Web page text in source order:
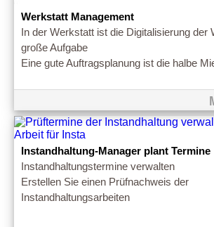
Werkstatt Management
In der Werkstatt ist die Digitalisierung der
große Aufgabe
Eine gute Auftragsplanung ist die halbe
Instandhaltung-Manager plant Termine
Instandhaltungstermine verwalten
Erstellen Sie einen Prüfnachweis der
Instandhaltungsarbeiten